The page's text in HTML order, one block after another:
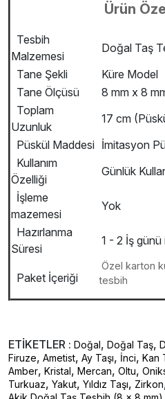
Ürün
Tesbih
Malzemesi
Doğal Taş
Tane Şekli
Küre Model
Tane Ölçüsü
8 mm x 8
Toplam
Uzunluk
17 cm
Püskül Maddesi İmitasyon
Kullanım
Özelliği
Günlük
İşleme
mazemesi
Yok
Hazırlanma
Süresi
1 - 2 İş günü
Paket İçeriği
Özel karton
tesbih
ETİKETLER : Doğal, Doğal Taş,
Firuze, Ametist, Ay Taşı, İnci, Kan
Amber, Kristal, Mercan, Oltu,
Turkuaz, Yakut, Yıldız Taşı, Zirkon